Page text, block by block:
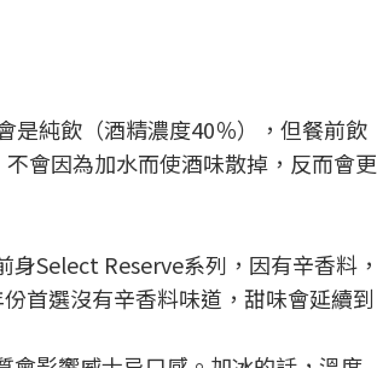
是純飲（酒精濃度40％），但餐前飲
會因為加水而使酒味散掉，反而會更
身Select Reserve系列，因有辛香料，
首選沒有辛香料味道，甜味會延續到